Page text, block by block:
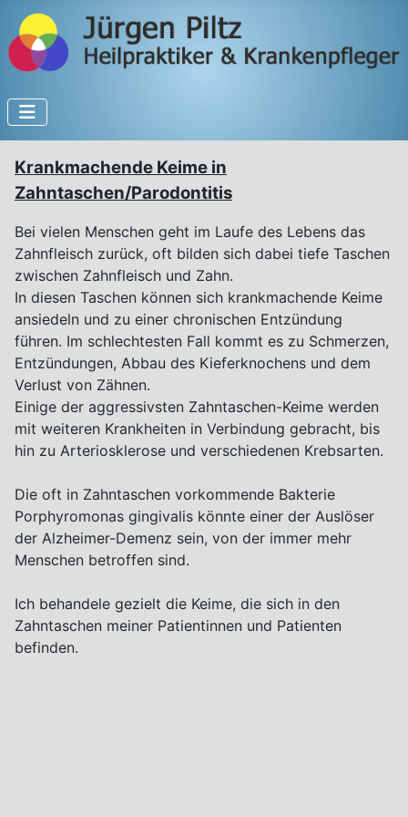
Krankmachende Keime in
Zahntaschen/Parodontitis
Bei vielen Menschen geht im Laufe des Lebens das
Zahnfleisch zurück, oft bilden sich dabei tiefe Taschen
zwischen Zahnfleisch und Zahn.
In diesen Taschen können sich krankmachende Keime
ansiedeln und zu einer chronischen Entzündung
führen. Im schlechtesten Fall kommt es zu Schmerzen,
Entzündungen, Abbau des Kieferknochens und dem
Verlust von Zähnen.
Einige der aggressivsten Zahntaschen-Keime werden
mit weiteren Krankheiten in Verbindung gebracht, bis
hin zu Arteriosklerose und verschiedenen Krebsarten.
Die oft in Zahntaschen vorkommende Bakterie
Porphyromonas gingivalis könnte einer der Auslöser
der Alzheimer-Demenz sein, von der immer mehr
Menschen betroffen sind.
Ich behandele gezielt die Keime, die sich in den
Zahntaschen meiner Patientinnen und Patienten
befinden.